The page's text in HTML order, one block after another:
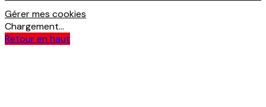
Gérer mes cookies
Chargement...
Retour en haut